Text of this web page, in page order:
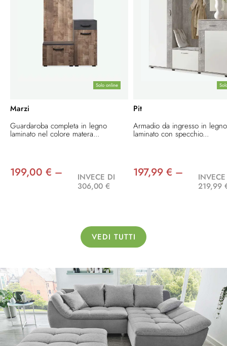
Solo online
Marzi
Guardaroba completa in legno
laminato nel colore matera...
199,00 € –
INVECE DI
306,00 €
Pit
Armadio da ingresso in legno
laminato con specchio...
197,99 € –
219,99
VEDI TUTTI